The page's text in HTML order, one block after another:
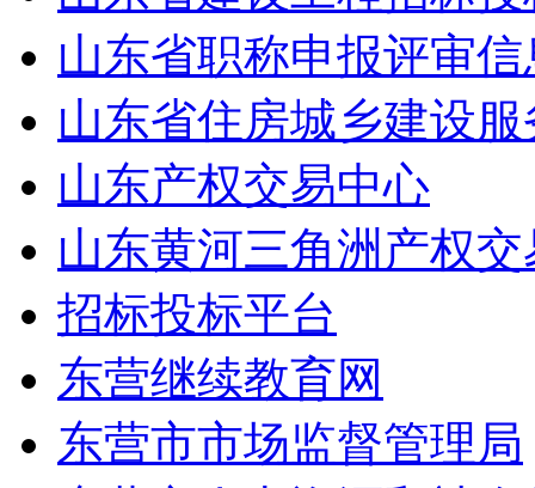
山东省职称申报评审
山东省住房城乡建设
山东产权交易中心
山东黄河三角洲产权
招标投标平台
东营继续教育网
东营市市场监督管理局